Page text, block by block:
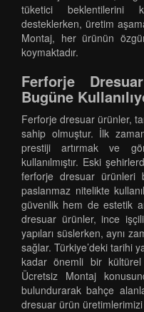
tüketici beklentilerini
desteklerken, üretim
Montaj, her ürünün
koymaktadır.
Ferforje
Bugüne
Ferforje dresuar ürünler,
sahip olmuştur. İlk
prestiji artırmak ve
kullanılmıştır. Eski
ferforje dresuar ürünleri
paslanmaz nitelikte
güvenlik hem de estetik
dresuar ürünler, ince
yapıları süslerken, aynı
sağlar. Türkiye’deki tarihi
kadar önemli bir
Ücretsiz Montaj
bulundurarak bahçe
dresuar ürün